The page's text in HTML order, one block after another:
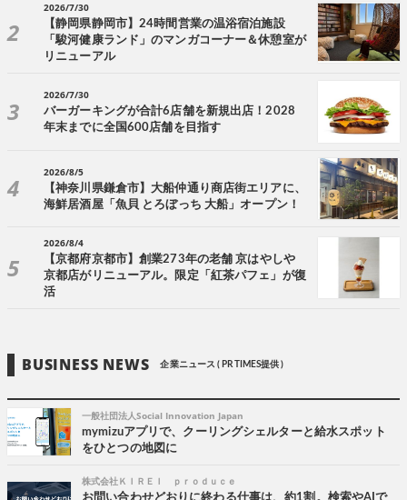
2026/7/30
【静岡県静岡市】24時間営業の温浴宿泊施設
「駿河健康ランド」のマンガコーナー＆休憩室が
リニューアル
2026/7/30
バーガーキングが合計6店舗を新規出店！2028
年末までに全国600店舗を目指す
2026/8/5
【神奈川県鎌倉市】大船仲通り商店街エリアに、
海鮮居酒屋「魚貝 とろぼっち 大船」オープン！
2026/8/4
【京都府京都市】創業273年の老舗 京はやしや
京都店がリニューアル。限定「紅茶パフェ」が復
活
BUSINESS NEWS 企業ニュース ( PR TIMES提供 )
一般社団法人Social Innovation Japan
mymizuアプリで、クーリングシェルターと給水スポット
をひとつの地図に
株式会社ＫＩＲＥＩ ｐｒｏｄｕｃｅ
お問い合わせどおりに終わる仕事は、約1割。検索やAIで